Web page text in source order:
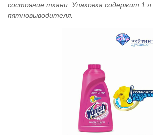
состояние ткани. Упаковка содержит 1 л
пятновыводителя.